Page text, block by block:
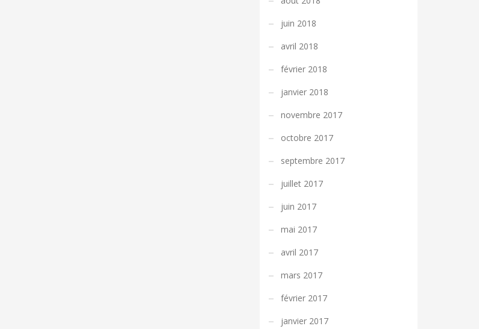
juin 2018
avril 2018
février 2018
janvier 2018
novembre 2017
octobre 2017
septembre 2017
juillet 2017
juin 2017
mai 2017
avril 2017
mars 2017
février 2017
janvier 2017